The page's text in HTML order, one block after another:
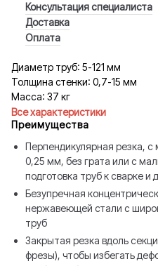
Консультация специалиста
Доставка
Оплата
Диаметр труб: 5-121 мм
Толщина стенки: 0,7-15 мм
Масса: 37 кг
Все характеристики
Преимущества
Перпендикулярная резка,
0,25 мм, без грата или с
подготовка труб к сварке и
Безупречная
нержавеющей стали с
труб
Закрытая резка вдоль
фрезы), чтобы избегать